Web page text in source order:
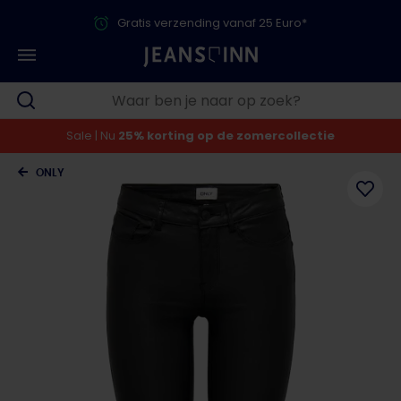
Gratis verzending vanaf 25 Euro*
Sale | Nu 25% korting op de zomercollectie
ONLY